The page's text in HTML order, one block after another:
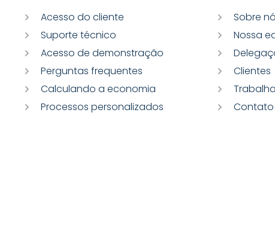
Acesso do cliente
Suporte técnico
Acesso de demonstração
Perguntas frequentes
Calculando a economia
Processos personalizados
Sobre
Nossa
Clientes
Contato